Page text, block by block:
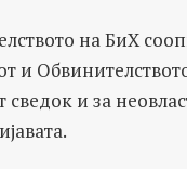
на БиХ
и
и за